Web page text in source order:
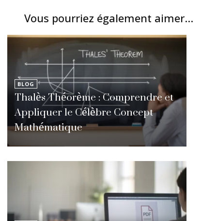
Vous pourriez également aimer...
BLOG
Thalès Théorème : Comprendre et
Appliquer le Célèbre Concept
Mathématique